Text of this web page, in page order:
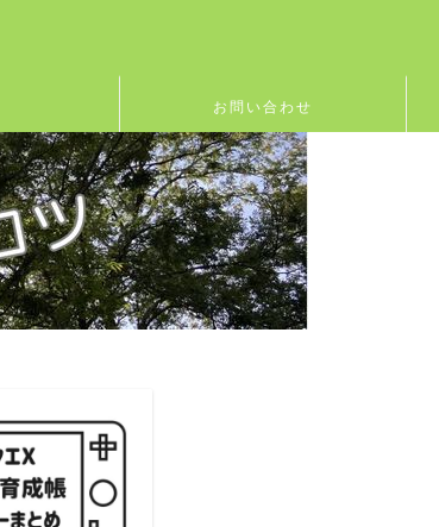
お問い合わせ